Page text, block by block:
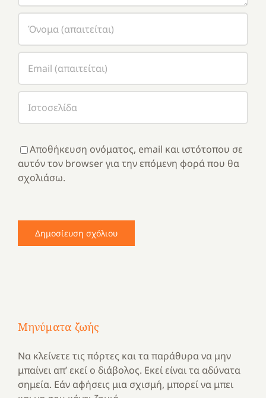
Αποθήκευση ονόματος, email και ιστότοπου σε
αυτόν τον browser για την επόμενη φορά που θα
σχολιάσω.
Μηνύματα ζωής
Να κλείνετε τις πόρτες και τα παράθυρα να μην
μπαίνει απ’ εκεί ο διάβολος. Εκεί είναι τα αδύνατα
σημεία. Εάν αφήσεις μια σχισμή, μπορεί να μπει